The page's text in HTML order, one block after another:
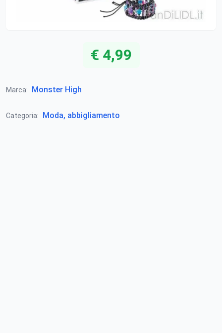
€ 4,99
Marca: Monster High
Categoria: Moda, abbigliamento